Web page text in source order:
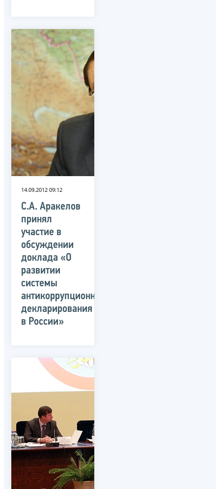
14.09.2012 09:12
С.А. Аракелов
принял
участие в
обсуждении
доклада «О
развитии
системы
антикоррупционного
декларирования
в России»